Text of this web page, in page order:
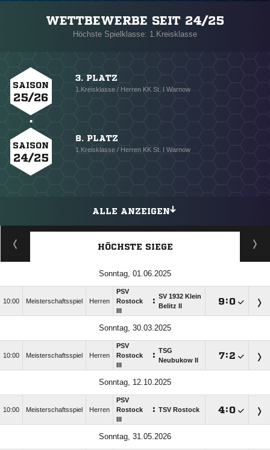
WETTBEWERBE SEIT 24/25
Höchste Spielklasse: 1.Kreisklasse
SAISON
25/26
3. PLATZ
1.Kreisklasse / Herren KK St. I Warnow
SAISON
24/25
8. PLATZ
1.Kreisklasse / Herren KK St. I Warnow
ALLE ANZEIGEN
HÖCHSTE SIEGE
Sonntag, 01.06.2025
10:00 Meisterschaftsspiel Herren
PSV
Rostock
: SV 1932 Klein
Belitz II
:
Sonntag, 30.03.2025
10:00 Meisterschaftsspiel Herren
PSV
Rostock
: TSG
Neubukow II
:
Sonntag, 12.10.2025
10:00 Meisterschaftsspiel Herren
PSV
Rostock
: TSV Rostock :
Sonntag, 31.05.2026